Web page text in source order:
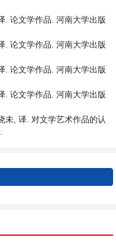
. 论文学作品. 河南大学出版
. 论文学作品. 河南大学出版
. 论文学作品. 河南大学出版
. 论文学作品. 河南大学出版
未, 译. 对文学艺术作品的认